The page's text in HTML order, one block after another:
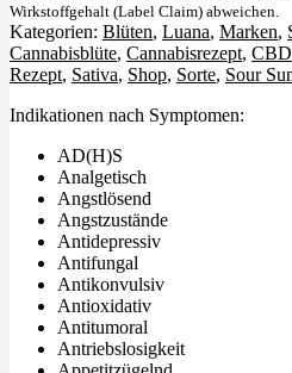
Wirkstoffgehalt (Label Claim) abweichen.
Kategorien: Blüten, Luana, Marken,
Cannabisblüte, Cannabisrezept, CBD
Rezept, Sativa, Shop, Sorte, Sour
Indikationen nach Symptomen:
AD(H)S
Analgetisch
Angstlösend
Angstzustände
Antidepressiv
Antifungal
Antikonvulsiv
Antioxidativ
Antitumoral
Antriebslosigkeit